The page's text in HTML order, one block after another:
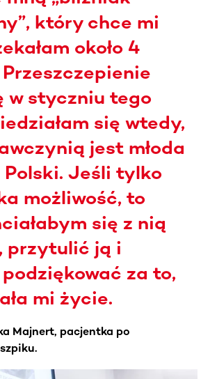
który chce mi
około 4
w styczniu tego
się wtedy,
jest młoda
Jeśli tylko
możliwość, to
się z nią
przytulić ją i
za to,
mi życie.
Majnert, pacjentka po